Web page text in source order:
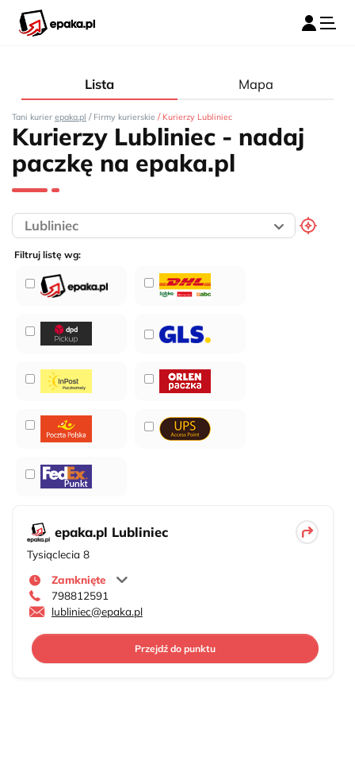
Lista Mapa
Tani kurier epaka.pl / Firmy kurierskie / Kurierzy Lubliniec
Kurierzy Lubliniec - nadaj
paczkę na epaka.pl
Filtruj listę wg:
epaka.pl Lubliniec
Tysiąclecia 8
Zamknięte
798812591
lubliniec@epaka.pl
Przejdź do punktu